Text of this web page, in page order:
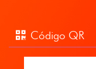
Código QR